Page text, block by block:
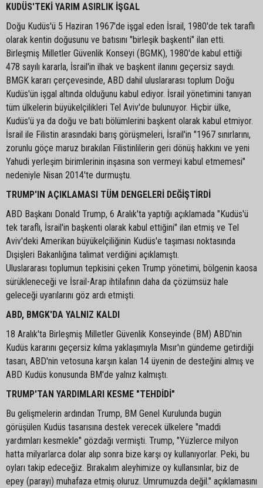
KUDÜS'TEKİ YARIM ASIRLIK İŞGAL
Doğu Kudüs'ü 5 Haziran 1967'de işgal eden İsrail, 1980'de tek taraflı
olarak kentin doğusunu ve batısını "birleşik başkenti" ilan etti.
Birleşmiş Milletler Güvenlik Konseyi (BGMK), 1980'de kabul ettiği
478 sayılı kararla, İsrail'in ilhak ve başkent ilanını geçersiz saydı.
BMGK kararı çerçevesinde, ABD dahil uluslararası toplum Doğu
Kudüs'ün işgal altında olduğunu kabul ediyor. İsrail yönetimini tanıyan
tüm ülkelerin büyükelçilikleri Tel Aviv'de bulunuyor. Hiçbir ülke,
Kudüs'ü ya da doğu ve batı bölümlerini başkent olarak kabul etmiyor.
İsrail ile Filistin arasındaki barış görüşmeleri, İsrail'in "1967 sınırlarını,
zorunlu göçe maruz bırakılan Filistinlilerin geri dönüş hakkını ve yeni
Yahudi yerleşim birimlerinin inşasına son vermeyi kabul etmemesi"
nedeniyle Nisan 2014'te durmuştu.
TRUMP'IN AÇIKLAMASI TÜM DENGELERİ DEĞİŞTİRDİ
ABD Başkanı Donald Trump, 6 Aralık'ta yaptığı açıklamada "Kudüs'ü
tek taraflı, İsrail'in başkenti olarak kabul ettiğini" ilan etmiş ve Tel
Aviv'deki Amerikan büyükelçiliğinin Kudüs'e taşıması noktasında
Dışişleri Bakanlığına talimat verdiğini açıklamıştı.
Uluslararası toplumun tepkisini çeken Trump yönetimi, bölgenin kaosa
sürükleneceği ve İsrail-Arap ihtilafının daha da çözümsüz hale
geleceği uyarılarını göz ardı etmişti.
ABD, BMGK'DA YALNIZ KALDI
18 Aralık'ta Birleşmiş Milletler Güvenlik Konseyinde (BM) ABD'nin
Kudüs kararını geçersiz kılma yaklaşımıyla Mısır'ın gündeme getirdiği
tasarı, ABD'nin vetosuna karşın kalan 14 üyenin de desteğini almış ve
ABD Kudüs konusunda BM'de yalnız kalmıştı.
TRUMP'TAN YARDIMLARI KESME "TEHDİDİ"
Bu gelişmelerin ardından Trump, BM Genel Kurulunda bugün
görüşülen Kudüs tasarısına destek verecek ülkelere "maddi
yardımları kesmekle" gözdağı vermişti. Trump, "Yüzlerce milyon
hatta milyarlarca dolar alıp sonra bize karşı oy kullanıyorlar. Peki, bu
oyları takip edeceğiz. Bırakalım aleyhimize oy kullansınlar, biz de
epey (parayı) muhafaza etmiş oluruz. Umrumuzda değil." açıklamasını